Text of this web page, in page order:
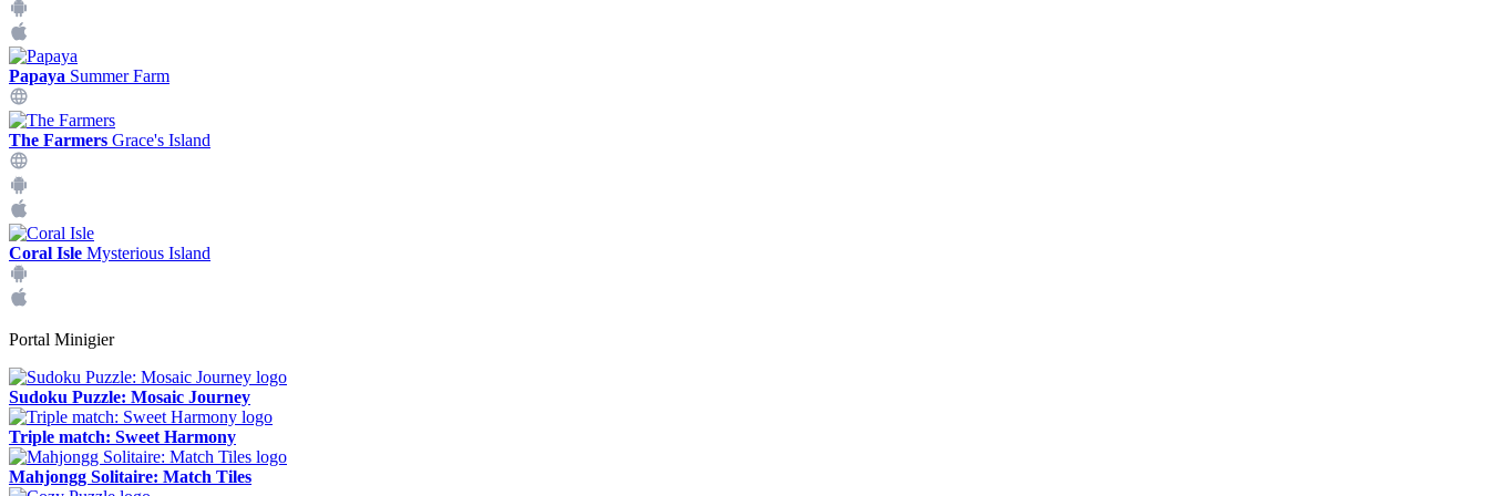
Papaya Summer Farm
The Farmers Grace's Island
Coral Isle Mysterious Island
Portal Minigier
Sudoku Puzzle: Mosaic Journey
Triple match: Sweet Harmony
Mahjongg Solitaire: Match Tiles